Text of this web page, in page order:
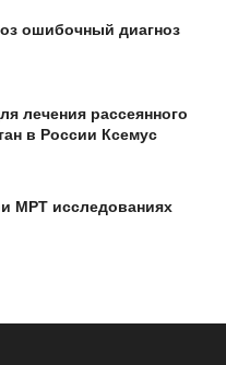
ошибочный диагноз
лечения рассеянного
в России Ксемус
МРТ исследованиях